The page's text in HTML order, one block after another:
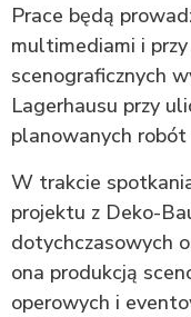
Prace będą
multimediami i
scenograficznych
Lagerhausu przy
planowanych
W trakcie
projektu z Deko-
dotychczasowych
ona produkcją
operowych i